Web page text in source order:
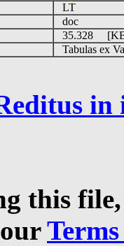
LT
doc
35.328
Tabulas ex
in
this
our